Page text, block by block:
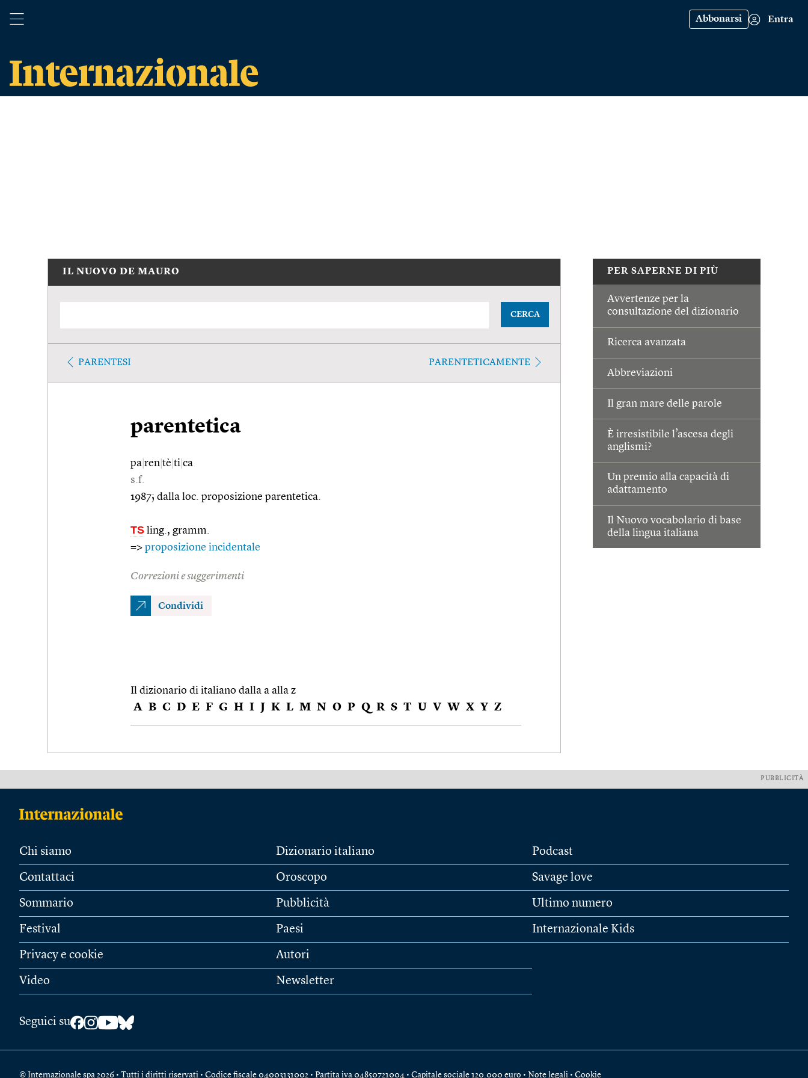
Abbonarsi Entra
PER SAPERNE DI PIÙ
Avvertenze per la
consultazione del dizionario
Ricerca avanzata
Abbreviazioni
Il gran mare delle parole
È irresistibile l’ascesa degli
anglismi?
Un premio alla capacità di
adattamento
Il Nuovo vocabolario di base
della lingua italiana
IL NUOVO DE MAURO
CERCA
PARENTESI PARENTETICAMENTE
parentetica
pa ren tè ti ca
s.f.
1987; dalla loc. proposizione parentetica.
TS ling., gramm.
=> proposizione incidentale
Correzioni e suggerimenti
Condividi
Il dizionario di italiano dalla a alla z
A B C D E F G H I J K L M N O P Q R S T U V W X Y Z
PUBBLICITÀ
Chi siamo
Contattaci
Sommario
Festival
Privacy e cookie
Video
Dizionario italiano
Oroscopo
Pubblicità
Paesi
Autori
Newsletter
Podcast
Savage love
Ultimo numero
Internazionale Kids
Seguici su
© Internazionale spa 2026 • Tutti i diritti riservati • Codice fiscale 04003131002 • Partita iva 04850721004 • Capitale sociale 120.000 euro • Note legali • Cookie